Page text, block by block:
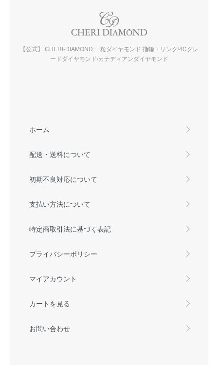
【公式】 CHERI-DIAMOND 一粒ダイヤモンド 指輪・リング/4Cグレ
ードダイヤモンド/カナディアンダイヤモンド
ホーム
配送・送料について
初期不良対応について
支払い方法について
特定商取引法に基づく表記
プライバシーポリシー
マイアカウント
カートを見る
お問い合わせ